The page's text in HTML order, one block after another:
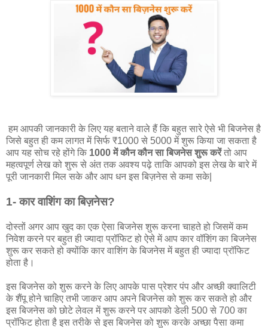
हम आपकी जानकारी के लिए यह बताने वाले हैं कि बहुत सारे ऐसे भी बिजनेस है
जिसे बहुत ही कम लागत में सिर्फ ₹1000 से 5000 में शुरू किया जा सकता है
आप यह सोच रहे होंगे कि 1000 में कौन कौन सा बिजनेस शुरू करेंतो आप
महत्वपूर्ण लेख को शुरू से अंत तक अवश्य पढ़े ताकि आपको इस लेख के बारे में
पूरी जानकारी मिल सके और आप धन इस बिज़नेस से कमा सके|
1- कार वाशिंग का बिज़नेस?
दोस्तों अगर आप खुद का एक ऐसा बिजनेस शुरू करना चाहते हो जिसमें कम
निवेश करने पर बहुत ही ज्यादा प्रॉफिट हो ऐसे में आप कार वॉशिंग का बिजनेस
शुरू कर सकते हो क्योंकि कार वाशिंग के बिजनेस में बहुत ही ज्यादा प्रॉफिट
होता है।
इस बिजनेस को शुरू करने के लिए आपके पास प्रेशर पंप और अच्छी क्वालिटी
के शैंपू होने चाहिए तभी जाकर आप अपने बिजनेस को शुरू कर सकते हो और
इस बिजनेस को छोटे लेवल में शुरू करने पर आपको डेली 500 से 700 का
प्रॉफिट होता है इस तरीके से इस बिजनेस को शुरू करके अच्छा पैसा कमा